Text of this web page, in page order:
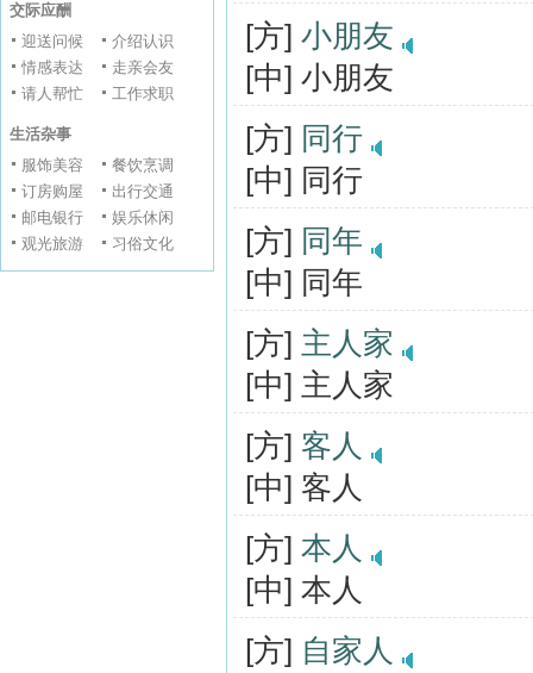
交际应酬
迎送问候
介绍认识
情感表达
走亲会友
请人帮忙
工作求职
生活杂事
服饰美容
餐饮烹调
订房购屋
出行交通
邮电银行
娱乐休闲
观光旅游
习俗文化
[方] 小朋友
[中] 小朋友
[方] 同行
[中] 同行
[方] 同年
[中] 同年
[方] 主人家
[中] 主人家
[方] 客人
[中] 客人
[方] 本人
[中] 本人
[方] 自家人